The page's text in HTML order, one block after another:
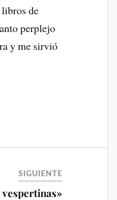
de
perplejo
y me sirvió
SIGUIENTE